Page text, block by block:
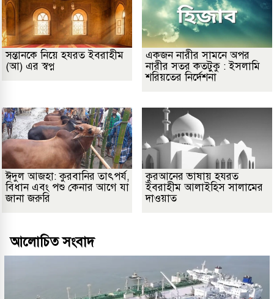
সন্তানকে নিয়ে হযরত ইবরাহীম
(আ) এর স্বপ্ন
একজন নারীর সামনে অপর
নারীর সতর কতটুকু : ইসলামি
শরিয়তের নির্দেশনা
ঈদুল আজহা: কুরবানির তাৎপর্য,
বিধান এবং পশু কেনার আগে যা
জানা জরুরি
কুরআনের ভাষায় হযরত
ইবরাহীম আলাইহিস সালামের
দাওয়াত
আলোচিত সংবাদ